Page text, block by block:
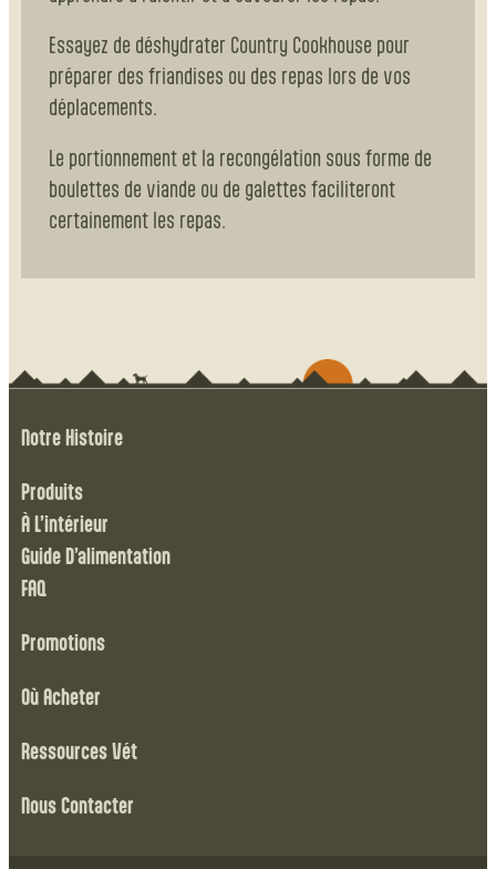
Essayez de déshydrater Country Cookhouse pour
préparer des friandises ou des repas lors de vos
déplacements.
Le portionnement et la recongélation sous forme de
boulettes de viande ou de galettes faciliteront
certainement les repas.
Notre Histoire
Produits
À L’intérieur
Guide D’alimentation
FAQ
Promotions
Où Acheter
Ressources Vét
Nous Contacter